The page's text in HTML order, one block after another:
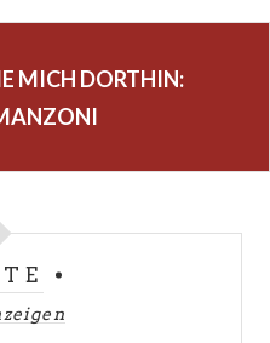
Gigi Proietti,
Placido, Gabriele Lavia,
Vincenzo Salemme,
Dapporto, Enzo
Publikums
musikalische
aufgenommen.
MICH DORTHIN: